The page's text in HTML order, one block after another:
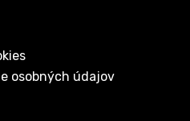
osobných údajov